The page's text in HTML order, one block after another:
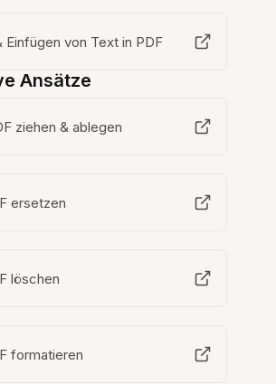
Einfügen von Text in PDF
Ansätze
ziehen & ablegen
ersetzen
löschen
formatieren